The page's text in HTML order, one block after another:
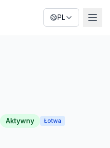
PL
Aktywny Łotwa